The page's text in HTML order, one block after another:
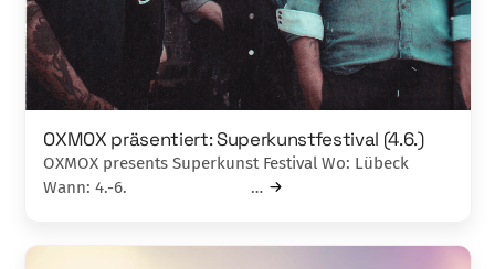
OXMOX präsentiert: Superkunstfestival (4.6.)
OXMOX presents Superkunst Festival Wo: Lübeck
Wann: 4.-6. …